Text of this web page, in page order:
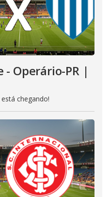
- Operário-PR |
chegando!